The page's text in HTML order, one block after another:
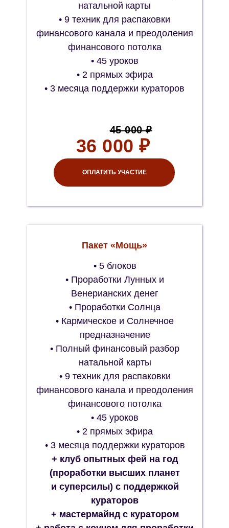
36 000 ₽
ОПЛАТИТЬ УЧАСТИЕ
натальной карты
• 9 техник для распаковки
финансового канала и преодоления
финансового потолка
• 45 уроков
• 2 прямых эфира
• 3 месяца поддержки кураторов
Пакет «Мощь»
• 5 блоков
• Проработки Лунных и
Венерианских денег
• Проработки Солнца
• Кармическое и Солнечное
предназначение
• Полный финансовый разбор
натальной карты
• 9 техник для распаковки
финансового канала и преодоления
финансового потолка
• 45 уроков
• 2 прямых эфира
• 3 месяца поддержки кураторов
+ клуб опытных фей на год
(проработки высших планет
и суперсилы) с поддержкой
кураторов
+ мастермайнд с куратором
45 000 ₽